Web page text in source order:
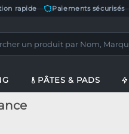
rapide Paiements sécurisés—
PÂTES & PADS